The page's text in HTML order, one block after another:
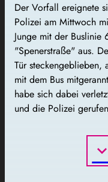
Der Vorfall ereignete
Polizei am Mittwoch
Junge mit der
"Spenerstraße" aus.
Tür steckengeblieben,
mit dem Bus
habe sich dabei
und die Polizei